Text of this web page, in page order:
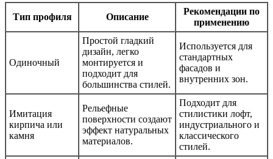
Тип профиля Описание
Рекомендации по
применению
Одиночный
Простой гладкий
дизайн, легко
монтируется и
подходит для
большинства стилей.
Используется для
стандартных
фасадов и
внутренних зон.
Имитация
кирпича или
камня
Рельефные
поверхности создают
эффект натуральных
материалов.
Подходит для
стилистики лофт,
индустриального и
классического
стилей.